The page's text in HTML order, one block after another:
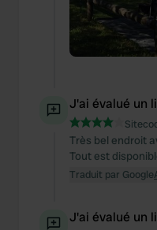
J'ai évalué un
Très bel endroit
Tout est
Traduit par Google
J'ai évalué un